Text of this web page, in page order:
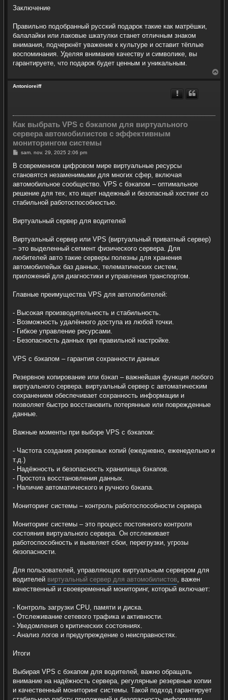
Заключение
Правильно подобранный русский подарок такие как матрёшки,
балалайки или лаковые шкатулки станет отличным знаком
внимания, подчеркнёт уважение к культуре и оставит тёплые
воспоминания. Уделяя внимание качеству и символике, вы
гарантируете, что подарок будет ценным и уникальным.
Antonioreiff
Как выбрать VPS с бэкапом для виртуального
сервера автомобилистов с эффективным
мониторингом системы
M
s
a
g
sam. nov. 29, 2025 2:06 pm
В современном цифровом мире виртуальные ресурсы
становятся незаменимыми для многих сфер, включая
автомобильное сообщество. VPS с бэкапом – оптимальное
решение для тех, кто ищет надежный и безопасный хостинг со
стабильной работоспособностью.
Виртуальный сервер для водителей
Виртуальный сервер или VPS (виртуальный приватный сервер)
– это выделенный сегмент физического сервера. Для
любителей авто такие серверы полезны для хранения
автомобилейых баз данных, телематических систем,
приложений для диагностики и управления транспортом.
Главные преимущества VPS для автолюбителей:
- Высокая производительность и стабильность.
- Возможность удалённого доступа из любой точки.
- Гибкое управление ресурсами.
- Безопасность данных при правильной настройке.
VPS с бэкапом – гарантия сохранности данных
Резервное копирование или бэкап – важнейшая функция любого
виртуального сервера. виртуальный сервер с автоматическим
сохранением обеспечивает сохранность информации и
позволяет быстро восстановить потерянные или поврежденные
данные.
Важные моменты при выборе VPS с бэкапом:
- Частота создания резервных копий (ежедневно, еженедельно и
т.д.)
- Надёжность и безопасность хранилища бэкапов.
- Простота восстановления данных.
- Наличие автоматического и ручного бэкапа.
Мониторинг системы – контроль работоспособности сервера
Мониторинг системы – это процесс постоянного контроля
состояния виртуального сервера. Он отслеживает
работоспособность и выявляет сбои, перегрузки, угрозы
безопасности.
Для пользователей, управляющих виртуальным сервером для
водителей виртуальный сервер для автомобилистов, важен
качественный и своевременный мониторинг, который включает:
- Контроль загрузки CPU, памяти и диска.
- Отслеживание сетевого трафика и активности.
- Уведомления о критических состояниях.
- Анализ логов и предупреждение о неисправностях.
Итоги
Выбирая VPS с бэкапом для водителей, важно обращать
внимание на надёжность сервера, регулярные резервные копии
и качественный мониторинг системы. Такой подход гарантирует